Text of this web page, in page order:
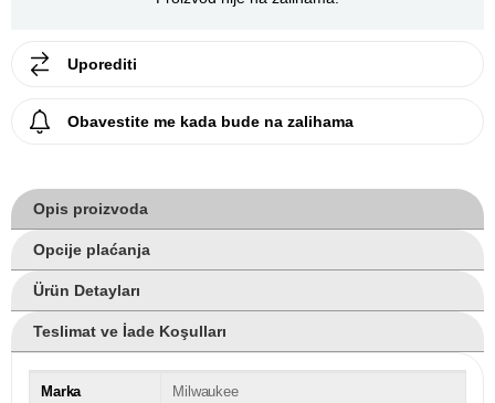
Uporediti
Obavestite me kada bude na zalihama
Opis proizvoda
Opcije plaćanja
Ürün Detayları
Teslimat ve İade Koşulları
Marka Milwaukee